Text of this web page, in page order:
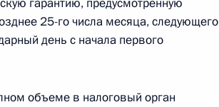
Федерации»
25-го числа месяца, следующего
день с начала первого
объеме в налоговый орган